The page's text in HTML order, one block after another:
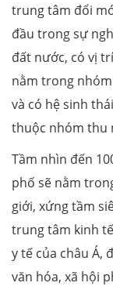
trung tâm đổi
đầu trong sự
đất nước, có vị
nằm trong
và có hệ sinh
thuộc nhóm thu
Tầm nhìn đến
phố sẽ nằm
giới, xứng tầm
trung tâm kinh
y tế của châu Á,
văn hóa, xã hội